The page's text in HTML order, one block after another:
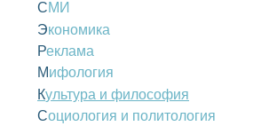
СМИ
Экономика
Реклама
Мифология
Культура и философия
Социология и политология